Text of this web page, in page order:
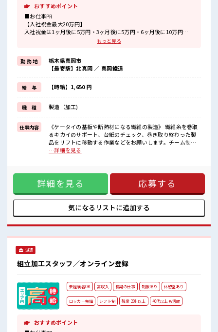
おすすめポイント
■お仕事PR
【入社祝金最大20万円】
入社祝金は1ヶ月後に5万円・3ヶ月後に5万円・6ヶ月後に10万円が
ココで働きたいけど『勤務地まで遠い…』という方にもオススメの
寮費0円&家電(TV・洗濯機・冷蔵庫・エアコン)付きのワンルーム寮
です！
寮には駐車場もあるのでマイカーの持ち込みもOK♪
現地までの移動交通費も規定支給！
■職場の雰囲気
《20代・30代の男性スタッフさん多数カツヤク中》
スポットクーラー/洗濯機/ロッカー/お風呂/冷蔵庫/社員食堂(麺200
円・定食300円)/喫煙所などが完備された充実環境☆
駐車場完備でマイカー通勤もOK！
もっと見る
勤 務 地
栃木県真岡市
【最寄駅】北真岡 ／ 真岡鐵道
給 与 【時給】1,650 円
職 種 製造（加工)
仕事内容
《ケータイの基板や断熱材になる繊維の製造》 繊維糸を巻取
るキカイのサポート、台紙のチェック、巻き取り終わった製
品をリフトに移動する作業などをお願いします。チーム制で
の作業なので分からない事も聞きやすい環境で安心♪ ※寮ア
後に5万円・6ヶ月後に10万円がお給料に上乗せ☆ 頑張った分
だけ稼げるお仕事です！ ココで働きたいけど『勤務地まで遠
い…』という方にもオススメの寮完備！ 寮費0円&家電(TV・
洗濯機・冷蔵庫・エアコン)付きのワンルーム寮です！ 寮には
駐車場もあるのでマイカーの持ち込みもOK♪ 現地までの移動
交通費も規定支給！ ■職場の雰囲気 《20代・30代の男性スタ
ー/お風呂/冷蔵庫/社員食堂(麺200円・定食300円)/喫煙所など
が完備された充実環境☆ 駐車場完備でマイカー通勤もOK！
…詳細を見る
詳細を見る 応募する
気になるリストに追加する
派遣
組立加工スタッフ／オンライン登録
未経験者OK 高収入 長期の仕事 制服あり 休憩室あり
ロッカー完備 シフト制 残業 20H以上 40代以上も活躍
おすすめポイント